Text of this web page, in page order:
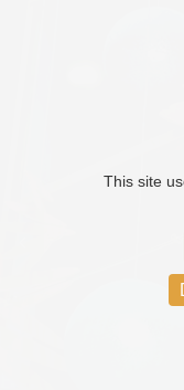
This site